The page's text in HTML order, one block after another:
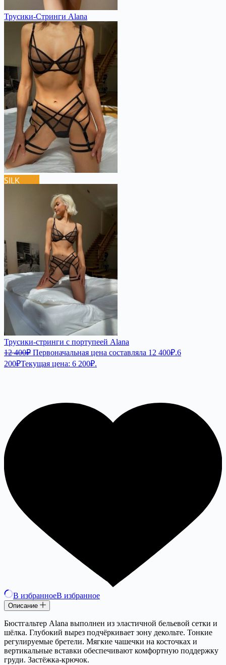
Трусики-Стринги Alana
SILK
Трусики-стринги с портупеей Alana
12 400₽ Первоначальная цена составляла 12 400₽.6
200₽Текущая цена: 6 200₽.
В избранноеВ избранное
Описание
Бюстгальтер Alana выполнен из эластичной бельевой сетки и
шёлка. Глубокий вырез подчёркивает зону декольте. Тонкие
регулируемые бретели. Мягкие чашечки на косточках и
вертикальные вставки обеспечивают комфортную поддержку
груди. Застёжка-крючок.